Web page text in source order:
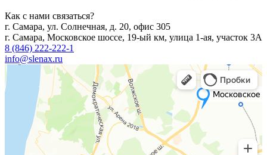
Как с нами связаться?
г. Самара, ул. Солнечная, д. 20, офис 305
г. Самара, Московское шоссе, 19-ый км, улица 1-ая, участок 3А
8 (846) 222-222-1
info@slenax.ru